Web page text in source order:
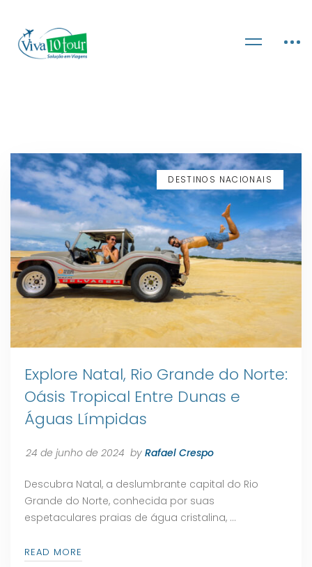
DESTINOS NACIONAIS
Explore Natal, Rio Grande do Norte:
Oásis Tropical Entre Dunas e
Águas Límpidas
24 de junho de 2024 by Rafael Crespo
Descubra Natal, a deslumbrante capital do Rio
Grande do Norte, conhecida por suas
espetaculares praias de água cristalina, …
READ MORE